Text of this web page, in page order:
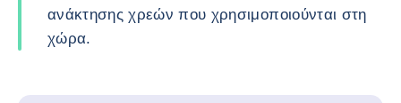
ανάκτησης χρεών που χρησιμοποιούνται στη
χώρα.